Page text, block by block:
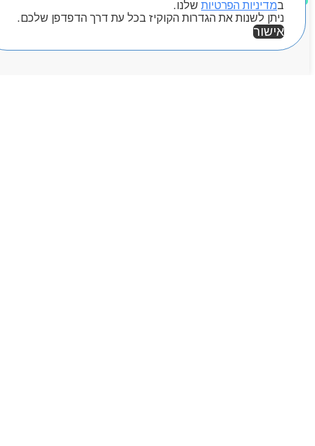
במדיניות הפרטיות שלנו.
ניתן לשנות את הגדרות הקוקיז בכל עת דרך הדפדפן שלכם.
אישור
יצירת קשר
מותגים
Byou